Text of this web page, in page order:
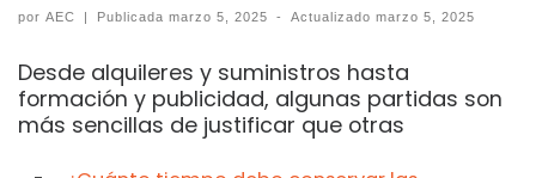
por AEC | Publicadamarzo 5, 2025 - Actualizadomarzo 5, 2025
Desde alquileres y suministros hasta
formación y publicidad, algunas partidas son
más sencillas de justificar que otras